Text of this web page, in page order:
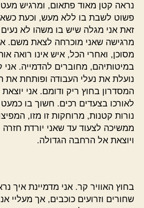
נראה קטן מאוד פתאום, ומרגיש מעט
פשוט לשבת בו ללא מעש, וכעת
זאת אני מגלה שיש בו משהו לא נעים
מרגישה שאני מוכרחה לצאת משם.
מסוכן, ואחרי הכל, איש אינו רואה
במיטותיהם, מחוברים להדמייה.
נועלת את נעלי העבודה ופותחת את
המסדרון בחוץ ריק ודומם. אני
לאורכו בצעדים רכים. חשוך בו
נורות קטנות, מרוחקות זו מזו,
ממשיכה לצעוד עד שאני יורדת
ויוצאת אל הרחבה הגדולה.
בחוץ האוויר קר. אני מדמיינת איך
שחורים וזרועים כוכבים, אך מעליי